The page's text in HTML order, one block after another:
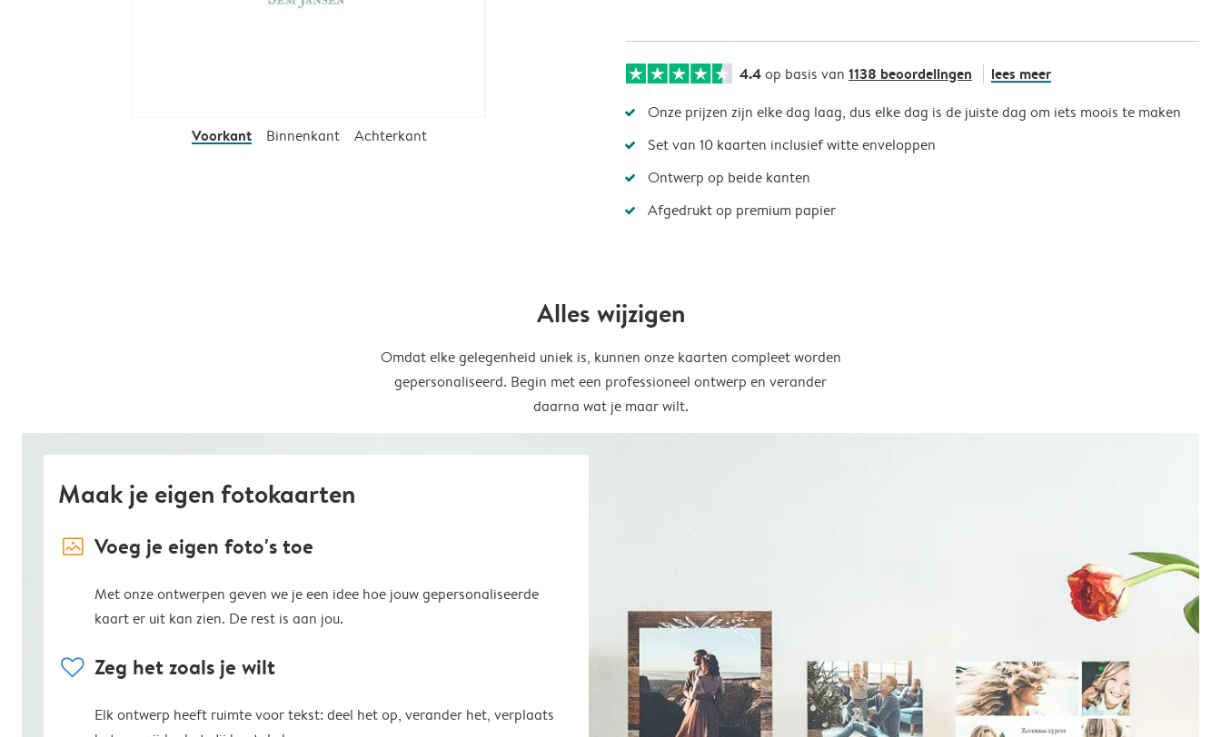
Voorkant Binnenkant Achterkant
4.4op basis van 1138 beoordelingen lees meer
Onze prijzen zijn elke dag laag, dus elke dag is de juiste dag om iets moois te maken
Set van 10 kaarten inclusief witte enveloppen
Ontwerp op beide kanten
Afgedrukt op premium papier
Alles wijzigen
Omdat elke gelegenheid uniek is, kunnen onze kaarten compleet worden
gepersonaliseerd. Begin met een professioneel ontwerp en verander
daarna wat je maar wilt.
Maak je eigen fotokaarten
image_placeholder Voeg je eigen foto's toe
Met onze ontwerpen geven we je een idee hoe jouw gepersonaliseerde
kaart er uit kan zien. De rest is aan jou.
heart Zeg het zoals je wilt
Elk ontwerp heeft ruimte voor tekst: deel het op, verander het, verplaats